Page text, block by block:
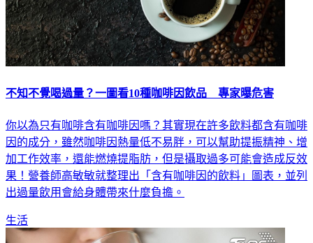
不知不覺喝過量？一圖看10種咖啡因飲品 專家曝危害
你以為只有咖啡含有咖啡因嗎？其實現在許多飲料都含有咖啡
因的成分，雖然咖啡因熱量低不易胖，可以幫助提振精神、增
加工作效率，還能燃燒提脂肪，但是攝取過多可能會造成反效
果！營養師高敏敏就整理出「含有咖啡因的飲料」圖表，並列
出過量飲用會給身體帶來什麼負擔。
生活